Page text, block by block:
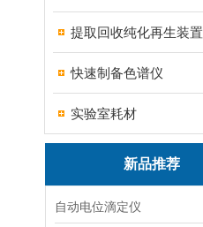
提取回收纯化再生装置
快速制备色谱仪
实验室耗材
新品推荐
自动电位滴定仪